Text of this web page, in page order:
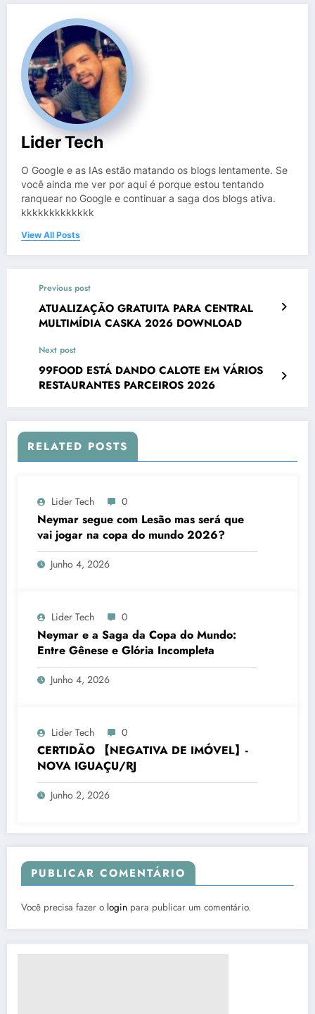
Lider Tech
O Google e as IAs estão matando os blogs lentamente. Se
você ainda me ver por aqui é porque estou tentando
ranquear no Google e continuar a saga dos blogs ativa.
kkkkkkkkkkkkk
View All Posts
Previous post
ATUALIZAÇÃO GRATUITA PARA CENTRAL
MULTIMÍDIA CASKA 2026 DOWNLOAD
Next post
99FOOD ESTÁ DANDO CALOTE EM VÁRIOS
RESTAURANTES PARCEIROS 2026
RELATED POSTS
Lider Tech 0
Neymar segue com Lesão mas será que
vai jogar na copa do mundo 2026?
Junho 4, 2026
Lider Tech 0
Neymar e a Saga da Copa do Mundo:
Entre Gênese e Glória Incompleta
Junho 4, 2026
Lider Tech 0
CERTIDÃO 【NEGATIVA DE IMÓVEL】-
NOVA IGUAÇU/RJ
Junho 2, 2026
PUBLICAR COMENTÁRIO
Você precisa fazer o login para publicar um comentário.